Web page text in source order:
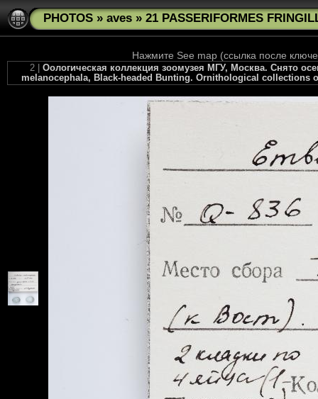
PHOTOS » aves » 21 PASSERIFORMES
Нажмите See map (ссылка после
2 | Оологическая коллекция зоомузея МГУ, Москва. Снято
melanocephala, Black-headed Bunting. Ornithological